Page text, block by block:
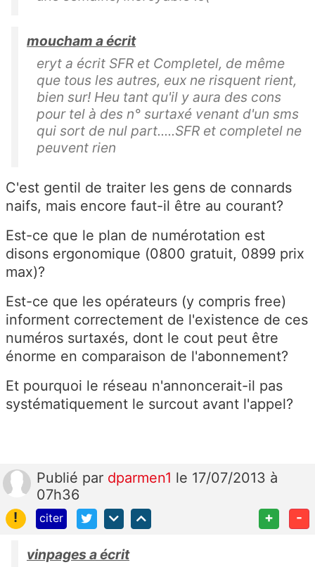
moucham a écrit
eryt a écrit SFR et Completel, de même
que tous les autres, eux ne risquent rient,
bien sur! Heu tant qu'il y aura des cons
pour tel à des n° surtaxé venant d'un sms
qui sort de nul part.....SFR et completel ne
peuvent rien
C'est gentil de traiter les gens de connards
naifs, mais encore faut-il être au courant?
Est-ce que le plan de numérotation est
disons ergonomique (0800 gratuit, 0899 prix
max)?
Est-ce que les opérateurs (y compris free)
informent correctement de l'existence de ces
numéros surtaxés, dont le cout peut être
énorme en comparaison de l'abonnement?
Et pourquoi le réseau n'annoncerait-il pas
systématiquement le surcout avant l'appel?
Publié par dparmen1 le 17/07/2013 à
07h36
!
citer + -
vinpages a écrit